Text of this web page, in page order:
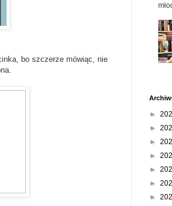
bo szczerze mówiąc, nie
►
►
►
►
►
►
►